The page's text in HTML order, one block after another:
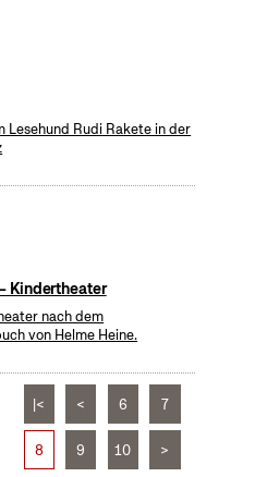
Lesehund Rudi Rakete in der
Kindertheater
nach dem
von Helme Heine.
|< < 6 7
8 9 10 >